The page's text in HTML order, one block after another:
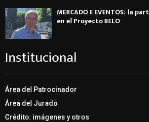
MERCADO E EVENTOS: la
en el Proyecto BELO
Institucional
Área del Patrocinador
Área del Jurado
Crédito: imágenes y otros